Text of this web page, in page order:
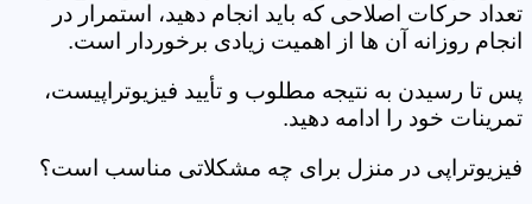
تعداد حرکات اصلاحی که باید انجام دهید، استمرار در
انجام روزانه آن ها از اهمیت زیادی برخوردار است.
پس تا رسیدن به نتیجه مطلوب و تأیید فیزیوتراپیست،
تمرینات خود را ادامه دهید.
فیزیوتراپی در منزل برای چه مشکلاتی مناسب است؟